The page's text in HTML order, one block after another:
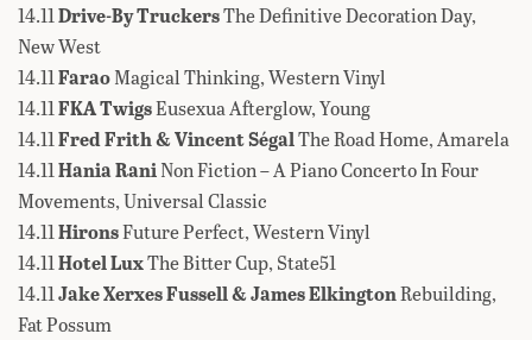
14.11Drive-By TruckersThe Definitive Decoration Day,
New West
14.11FaraoMagical Thinking, Western Vinyl
14.11FKA TwigsEusexua Afterglow, Young
14.11Fred Frith & Vincent SégalThe Road Home, Amarela
14.11Hania RaniNon Fiction – A Piano Concerto In Four
Movements, Universal Classic
14.11HironsFuture Perfect, Western Vinyl
14.11Hotel LuxThe Bitter Cup, State51
14.11Jake Xerxes Fussell & James ElkingtonRebuilding,
Fat Possum